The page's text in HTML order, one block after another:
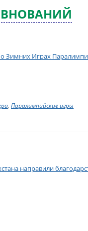
Зимних Играх
, Паралимпийские игры
направили